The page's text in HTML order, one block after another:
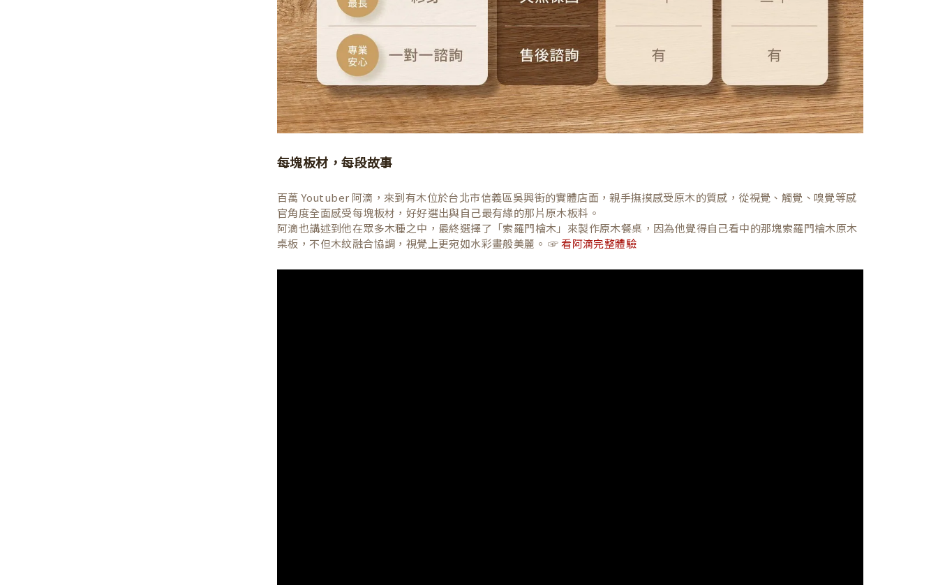
每塊板材，每段故事
百萬 Youtuber 阿滴，來到有木位於台北市信義區吳興街的實體店面，親手撫摸感受原木的質感，從視覺、觸覺、嗅覺等感
官角度全面感受每塊板材，好好選出與自己最有緣的那片原木板料。
阿滴也講述到他在眾多木種之中，最終選擇了「索羅門檜木」來製作原木餐桌，因為他覺得自己看中的那塊索羅門檜木原木
桌板，不但木紋融合協調，視覺上更宛如水彩畫般美麗。 ☞看阿滴完整體驗